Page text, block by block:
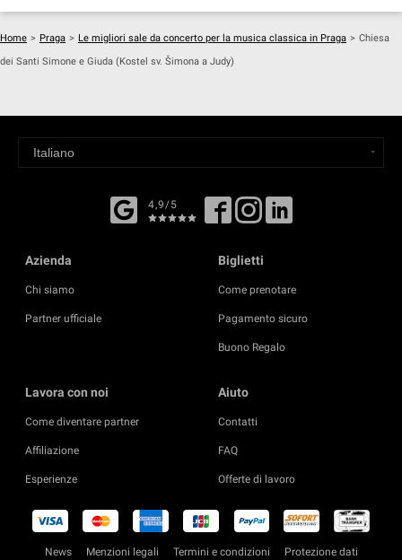
Home > Praga > Le migliori sale da concerto per la musica classica in Praga > Chiesa
dei Santi Simone e Giuda (Kostel sv. Šimona a Judy)
4,9/5
Azienda
Chi siamo
Partner ufficiale
Biglietti
Come prenotare
Pagamento sicuro
Buono Regalo
Lavora con noi
Come diventare partner
Affiliazione
Esperienze
Aiuto
Contatti
FAQ
Offerte di lavoro
News Menzioni legali Termini e condizioni Protezione dati